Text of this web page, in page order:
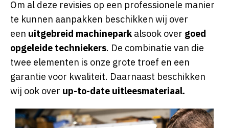
Om al deze revisies op een professionele manier
te kunnen aanpakken beschikken wij over
een uitgebreid machinepark alsook over goed
opgeleide techniekers. De combinatie van die
twee elementen is onze grote troef en een
garantie voor kwaliteit. Daarnaast beschikken
wij ook over up-to-date uitleesmateriaal.